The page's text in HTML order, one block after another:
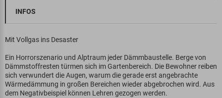
INFOS
Mit Vollgas ins Desaster
Ein Horrorszenario und Alptraum jeder Dämmbaustelle. Berge von
Dämmstoffresten türmen sich im Gartenbereich. Die Bewohner reiben
sich verwundert die Augen, warum die gerade erst angebrachte
Wärmedämmung in großen Bereichen wieder abgebrochen wird. Aus
dem Negativbeispiel können Lehren gezogen werden.